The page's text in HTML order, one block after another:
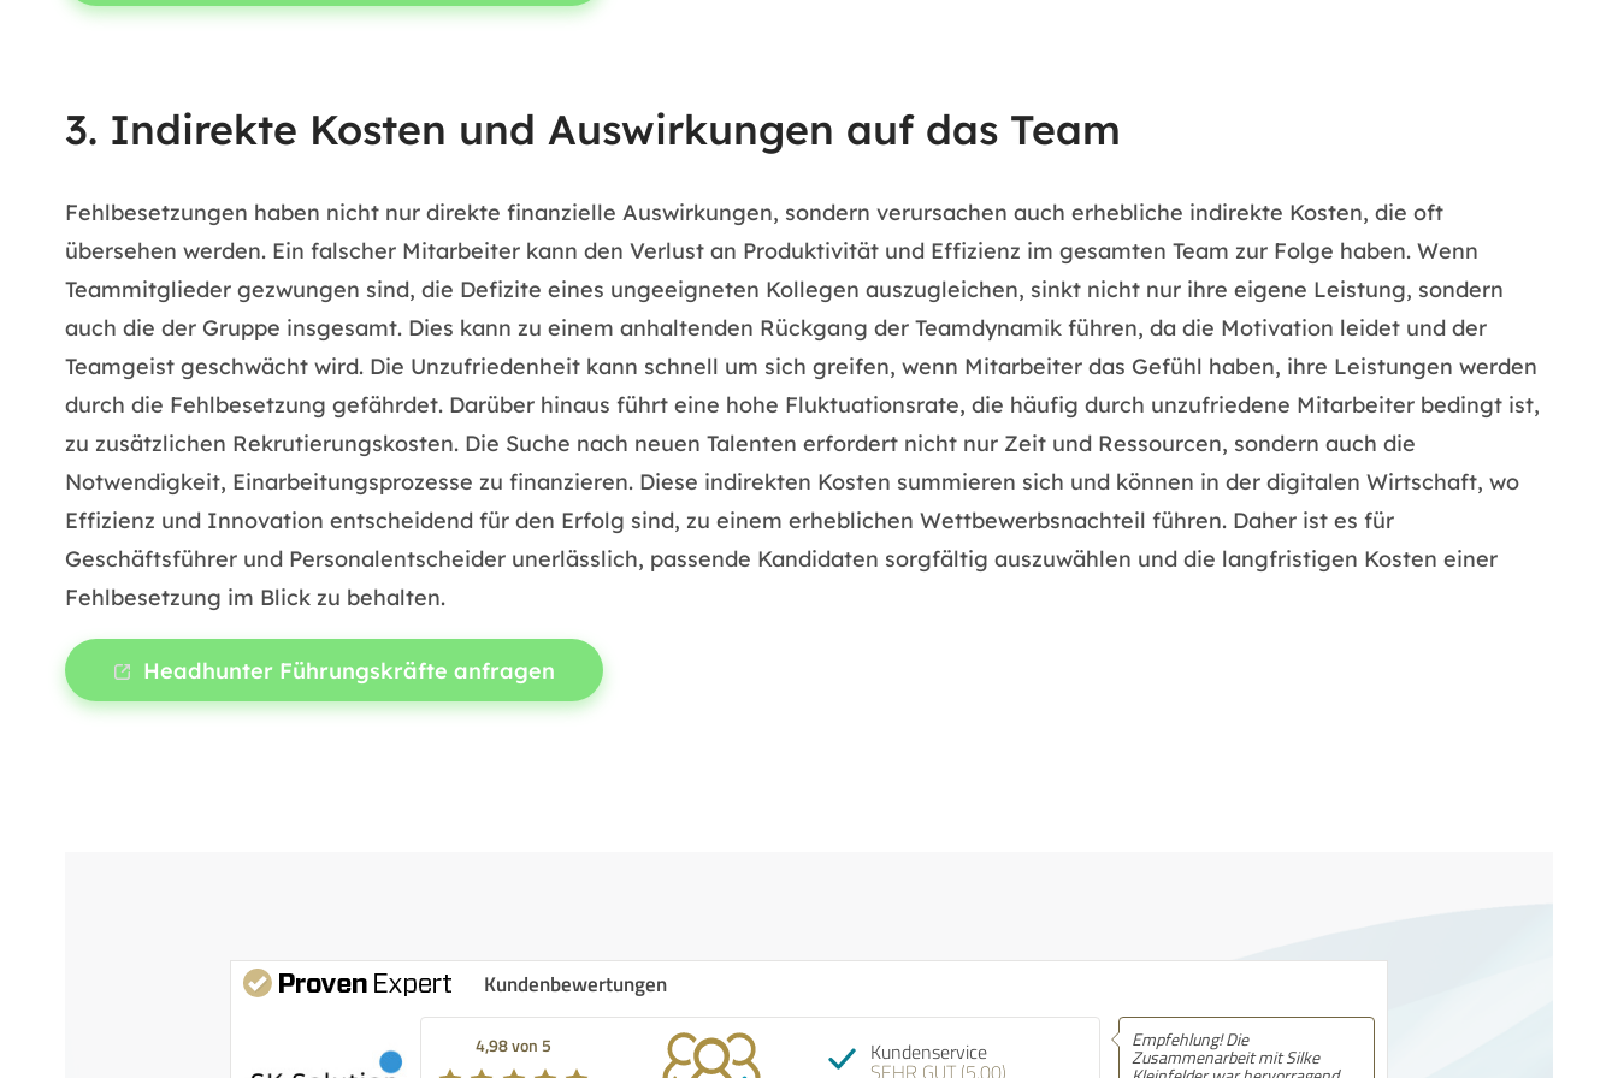
3. Indirekte Kosten und Auswirkungen auf das Team
Fehlbesetzungen haben nicht nur direkte finanzielle Auswirkungen, sondern verursachen auch erhebliche indirekte Kosten, die oft
übersehen werden. Ein falscher Mitarbeiter kann den Verlust an Produktivität und Effizienz im gesamten Team zur Folge haben. Wenn
Teammitglieder gezwungen sind, die Defizite eines ungeeigneten Kollegen auszugleichen, sinkt nicht nur ihre eigene Leistung, sondern
auch die der Gruppe insgesamt. Dies kann zu einem anhaltenden Rückgang der Teamdynamik führen, da die Motivation leidet und der
Teamgeist geschwächt wird. Die Unzufriedenheit kann schnell um sich greifen, wenn Mitarbeiter das Gefühl haben, ihre Leistungen werden
durch die Fehlbesetzung gefährdet. Darüber hinaus führt eine hohe Fluktuationsrate, die häufig durch unzufriedene Mitarbeiter bedingt ist,
zu zusätzlichen Rekrutierungskosten. Die Suche nach neuen Talenten erfordert nicht nur Zeit und Ressourcen, sondern auch die
Notwendigkeit, Einarbeitungsprozesse zu finanzieren. Diese indirekten Kosten summieren sich und können in der digitalen Wirtschaft, wo
Effizienz und Innovation entscheidend für den Erfolg sind, zu einem erheblichen Wettbewerbsnachteil führen. Daher ist es für
Geschäftsführer und Personalentscheider unerlässlich, passende Kandidaten sorgfältig auszuwählen und die langfristigen Kosten einer
Fehlbesetzung im Blick zu behalten.
Headhunter Führungskräfte anfragen
Kundenbewertungen
4,98 von 5 Kundenservice
SEHR GUT (5,00)
Empfehlung! Ich habe Silke
Kleinfelder als eine äußerst